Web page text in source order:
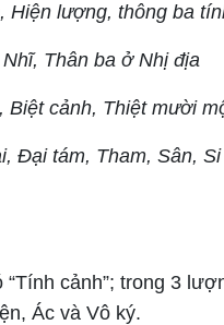
Hiện lượng, thông ba
Thân ba ở Nhị địa
Biệt cảnh, Thiệt mười
Đại tám, Tham, Sân, Si
cảnh”; trong 3
Ác và Vô ký.